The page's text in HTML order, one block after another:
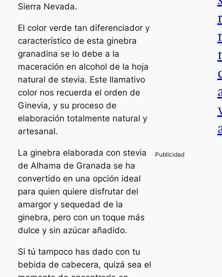
Sierra Nevada.
El color verde tan diferenciador y
característico de esta ginebra
granadina se lo debe a la
maceración en alcohol de la hoja
natural de stevia. Este llamativo
color nos recuerda el orden de
Ginevia, y su proceso de
elaboración totalmente natural y
artesanal.
La ginebra elaborada con stevia
de Alhama de Granada se ha
convertido en una opción ideal
para quien quiere disfrutar del
amargor y sequedad de la
ginebra, pero con un toque más
dulce y sin azúcar añadido.
Si tú tampoco has dado con tu
bebida de cabecera, quizá sea el